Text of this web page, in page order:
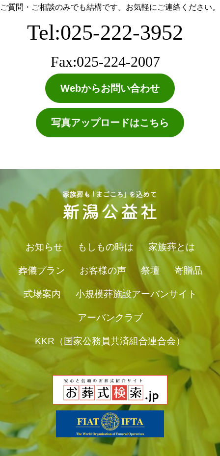
ご質問・ご相談のみでも結構です。お気軽にご連絡ください。
Tel:025-222-3952
Fax:025-224-2007
Webからお問い合わせ
写真アップロードはこちら
お知らせ もしもの時は 家族葬とは
葬儀プラン お客様の声 祭壇 寄贈品
式場案内 小規模葬施設アーバンサイト
アーバンクラブ
KKR（国家公務員共済組合連合会）